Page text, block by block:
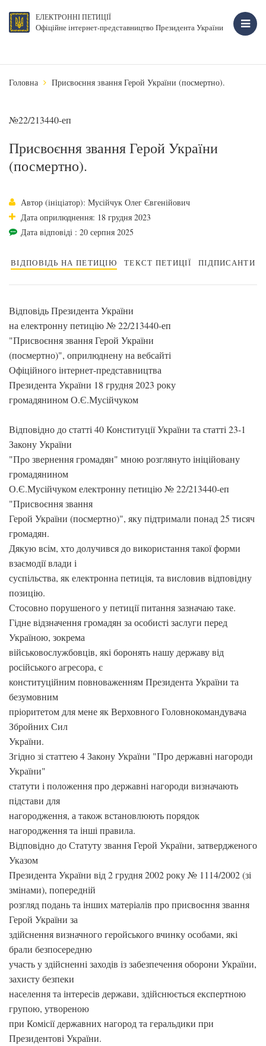
ЕЛЕКТРОННІ ПЕТИЦІЇ
Офіційне інтернет-представництво Президента України
Головна Присвоєння звання Герой України (посмертно).
№22/213440-еп
Присвоєння звання Герой України
(посмертно).
Автор (ініціатор): Мусійчук Олег Євгенійович
Дата оприлюднення: 18 грудня 2023
Дата відповіді : 20 серпня 2025
ВІДПОВІДЬ НА ПЕТИЦІЮ ТЕКСТ ПЕТИЦІЇ ПІДПИСАНТИ
Відповідь Президента України
на електронну петицію № 22/213440-еп
"Присвоєння звання Герой України
(посмертно)", оприлюднену на вебсайті
Офіційного інтернет-представництва
Президента України 18 грудня 2023 року
громадянином О.Є.Мусійчуком
Відповідно до статті 40 Конституції України та статті 23-1
Закону України
"Про звернення громадян" мною розглянуто ініційовану
громадянином
О.Є.Мусійчуком електронну петицію № 22/213440-еп
"Присвоєння звання
Герой України (посмертно)", яку підтримали понад 25 тисяч
громадян.
Дякую всім, хто долучився до використання такої форми
взаємодії влади і
суспільства, як електронна петиція, та висловив відповідну
позицію.
Стосовно порушеного у петиції питання зазначаю таке.
Гідне відзначення громадян за особисті заслуги перед
Україною, зокрема
військовослужбовців, які боронять нашу державу від
російського агресора, є
конституційним повноваженням Президента України та
безумовним
пріоритетом для мене як Верховного Головнокомандувача
Збройних Сил
України.
Згідно зі статтею 4 Закону України "Про державні нагороди
України"
статути і положення про державні нагороди визначають
підстави для
нагородження, а також встановлюють порядок
нагородження та інші правила.
Відповідно до Статуту звання Герой України, затвердженого
Указом
Президента України від 2 грудня 2002 року № 1114/2002 (зі
змінами), попередній
розгляд подань та інших матеріалів про присвоєння звання
Герой України за
здійснення визначного геройського вчинку особами, які
брали безпосередню
участь у здійсненні заходів із забезпечення оборони України,
захисту безпеки
населення та інтересів держави, здійснюється експертною
групою, утвореною
при Комісії державних нагород та геральдики при
Президентові України.